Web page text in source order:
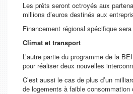
Les prêts seront octroyés aux
millions d’euros destinés aux
Financement régional spécifique
Climat et transport
L’autre partie du programme de la
pour réaliser deux nouvelles
C’est aussi le cas de plus d’un
de logements à faible consommation